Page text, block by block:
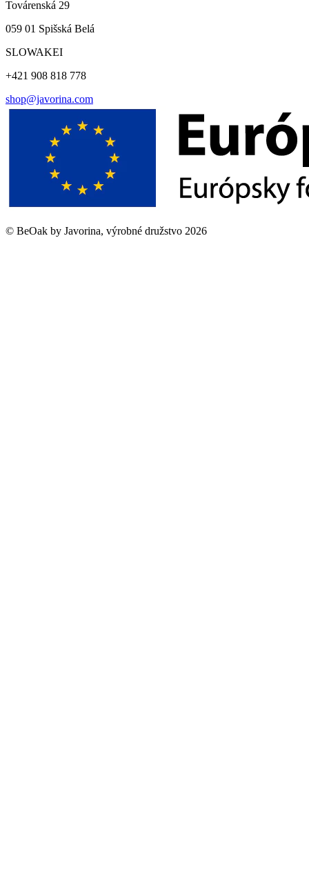
Továrenská 29
059 01 Spišská Belá
SLOWAKEI
+421 908 818 778
shop@javorina.com
© BeOak by Javorina, výrobné družstvo 2026